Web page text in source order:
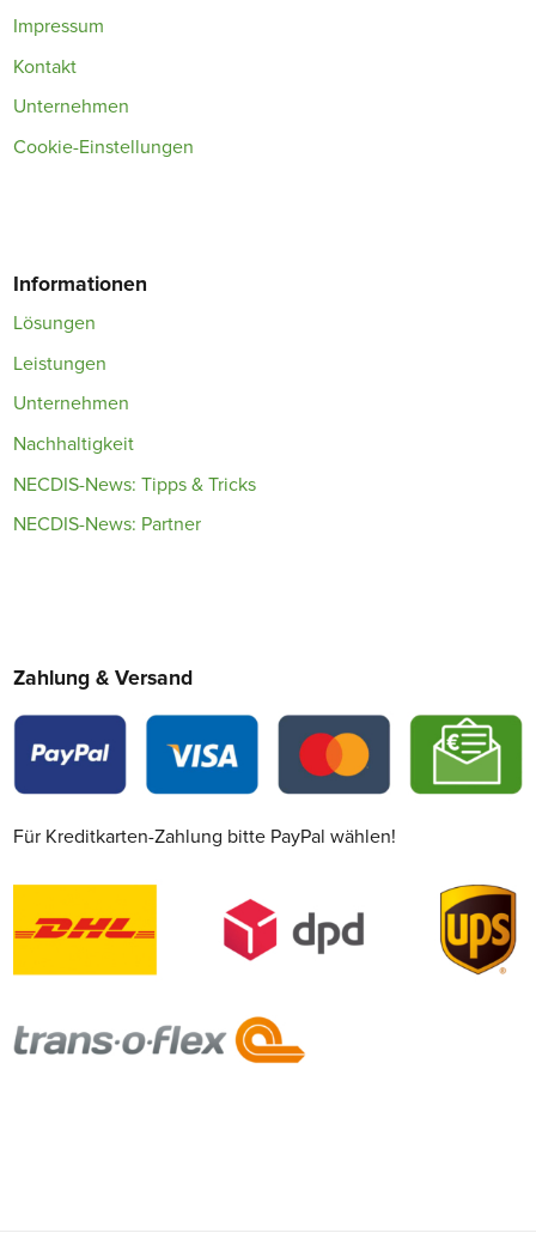
Impressum
Kontakt
Unternehmen
Cookie-Einstellungen
Informationen
Lösungen
Leistungen
Unternehmen
Nachhaltigkeit
NECDIS-News: Tipps & Tricks
NECDIS-News: Partner
Zahlung & Versand
Für Kreditkarten-Zahlung bitte PayPal wählen!